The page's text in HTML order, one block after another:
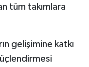
tüm takımlara
gelişimine katkı